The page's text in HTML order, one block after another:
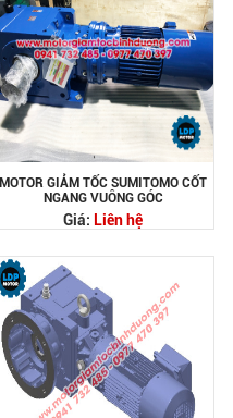
MOTOR GIẢM TỐC SUMITOMO CỐT
NGANG VUÔNG GÓC
Giá: Liên hệ